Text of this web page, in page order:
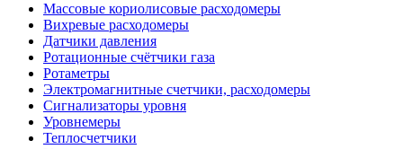
Массовые кориолисовые расходомеры
Вихревые расходомеры
Датчики давления
Ротационные счётчики газа
Ротаметры
Электромагнитные счетчики, расходомеры
Сигнализаторы уровня
Уровнемеры
Теплосчетчики